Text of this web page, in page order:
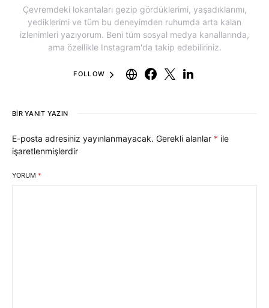
Çevremdeki lokantaları gezip gördüklerimi, yaşadıklarımı,
yediklerimi ve tüm bu deneyimden ruhumda arta kalan
izlenimleri yazıyorum. Beni tüm sosyal medya kanallarında,
ama özellikle Instagram'da takip edebiliriniz.
FOLLOW
BIR YANIT YAZIN
E-posta adresiniz yayınlanmayacak. Gerekli alanlar * ile
işaretlenmişlerdir
YORUM *